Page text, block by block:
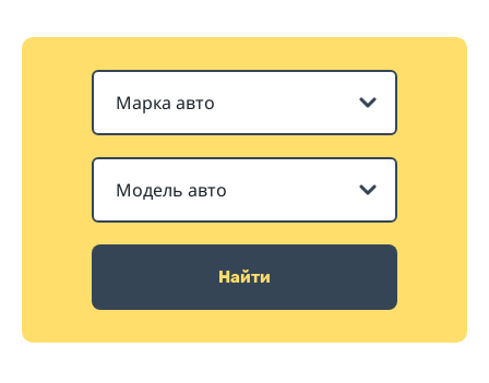
Марка авто
Модель авто
Найти